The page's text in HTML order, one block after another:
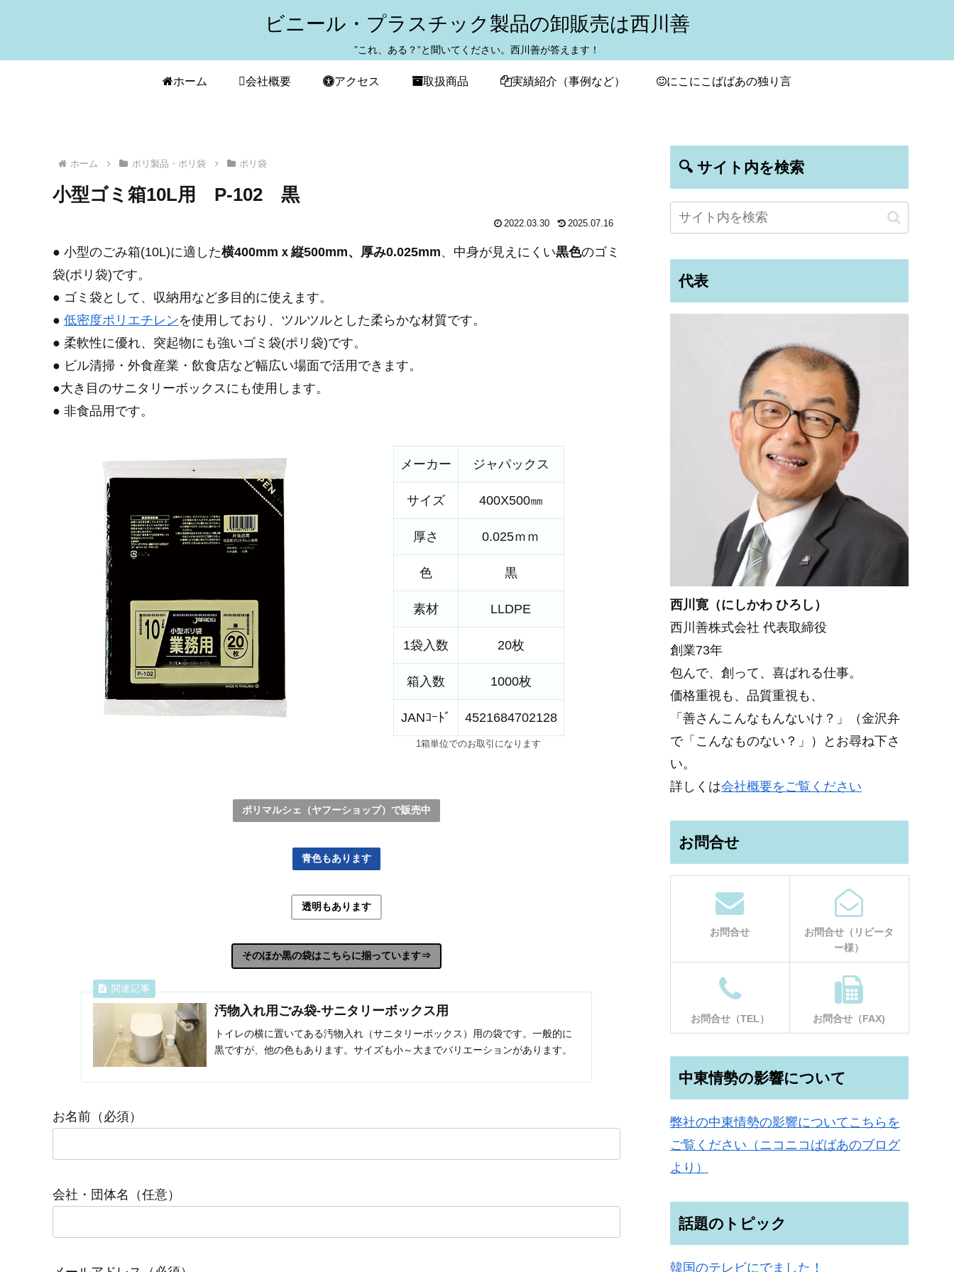
ビニール・プラスチック製品の卸販売は西川善
”これ、ある？”と聞いてください。西川善が答えます！
ホーム 会社概要 アクセス 取扱商品 実績紹介（事例など） にこにこばばあの独り言
ホーム ポリ製品・ポリ袋 ポリ袋
小型ゴミ箱10L用 P-102 黒
2022.03.30 2025.07.16
● 小型のごみ箱(10L)に適した横400mmｘ縦500mm、厚み0.025mm、中身が見えにくい黒色のゴミ
袋(ポリ袋)です。
● ゴミ袋として、収納用など多目的に使えます。
● 低密度ポリエチレンを使用しており、ツルツルとした柔らかな材質です。
● 柔軟性に優れ、突起物にも強いゴミ袋(ポリ袋)です。
● ビル清掃・外食産業・飲食店など幅広い場面で活用できます。
●大き目のサニタリーボックスにも使用します。
● 非食品用です。
メーカー ジャパックス
サイズ 400X500㎜
厚さ 0.025ｍｍ
色 黒
素材 LLDPE
1袋入数 20枚
箱入数 1000枚
JANｺｰﾄﾞ 4521684702128
1箱単位でのお取引になります
ポリマルシェ（ヤフーショップ）で販売中
青色もあります
透明もあります
そのほか黒の袋はこちらに揃っています⇒
汚物入れ用ごみ袋-サニタリーボックス用
トイレの横に置いてある汚物入れ（サニタリーボックス）用の袋です。一般的に
黒ですが、他の色もあります。サイズも小～大までバリエーションがあります。
お名前（必須）
会社・団体名（任意）
🔍 サイト内を検索
代表
西川寛（にしかわ ひろし）
西川善株式会社 代表取締役
創業73年
包んで、創って、喜ばれる仕事。
価格重視も、品質重視も、
「善さんこんなもんないけ？」（金沢弁
で「こんなものない？」）とお尋ね下さ
い。
詳しくは会社概要をご覧ください
お問合せ
お問合せ
お問合せ（リピータ
ー様）
お問合せ（TEL） お問合せ（FAX)
中東情勢の影響について
弊社の中東情勢の影響についてこちらを
ご覧ください（ニコニコばばあのブログ
より）
話題のトピック
韓国のテレビにでました！